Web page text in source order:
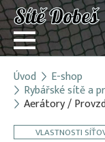
Přihlásit
Registrace
E-shop
Úvod E-shop
Rybářské sítě a
Aerátory /
VLASTNOSTI